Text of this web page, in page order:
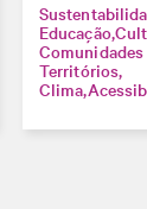
Educação
Comunidades
Territórios
Clima